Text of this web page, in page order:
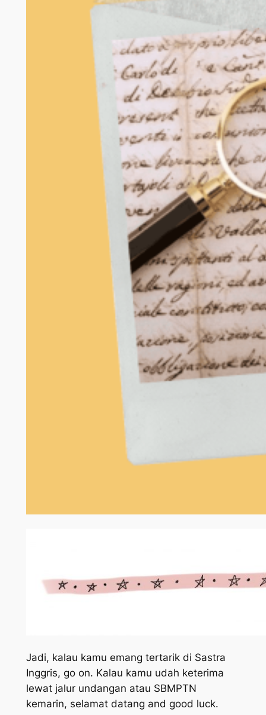
Jadi, kalau kamu emang tertarik di Sastra
Inggris, go on. Kalau kamu udah keterima
lewat jalur undangan atau SBMPTN
kemarin, selamat datang and good luck.